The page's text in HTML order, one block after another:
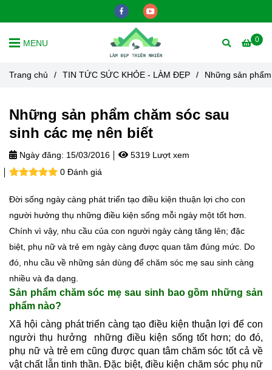
0
MENU
Trang chủ / TIN TỨC SỨC KHỎE - LÀM ĐẸP / Những sản
Những sản phẩm chăm sóc sau
sinh các mẹ nên biết
Ngày đăng: 15/03/2016
5319 Lượt xem
0 Đánh giá
Đời sống ngày càng phát triển tạo điều kiện thuận lợi cho con
người hưởng thụ những điều kiện sống mỗi ngày một tốt hơn.
Chính vì vậy, nhu cầu của con người ngày càng tăng lên; đặc
biệt, phụ nữ và trẻ em ngày càng được quan tâm đúng mức. Do
đó, nhu cầu về những sản dùng để chăm sóc mẹ sau sinh càng
nhiều và đa dạng.
Sản phẩm chăm sóc mẹ sau sinh bao gồm những sản
phẩm nào?
Xã hội càng phát triển càng tạo điều kiện thuận lợi để con
người thụ hưởng  những điều kiện sống tốt hơn; do đó,
phụ nữ và trẻ em cũng được quan tâm chăm sóc tốt cả về
vật chất lẫn tinh thần. Đặc biệt, điều kiện chăm sóc phụ nữ